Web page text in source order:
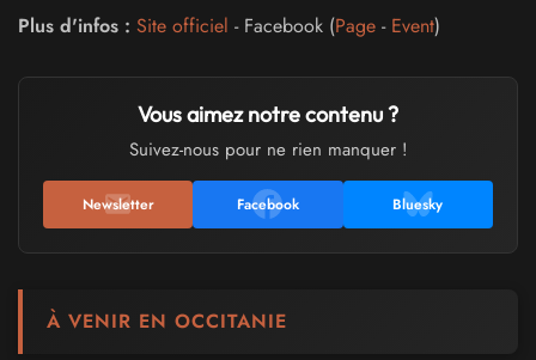
Plus d'infos : Site officiel - Facebook (Page - Event)
Vous aimez notre contenu ?
Suivez-nous pour ne rien manquer !
Newsletter Facebook Bluesky
À VENIR EN OCCITANIE